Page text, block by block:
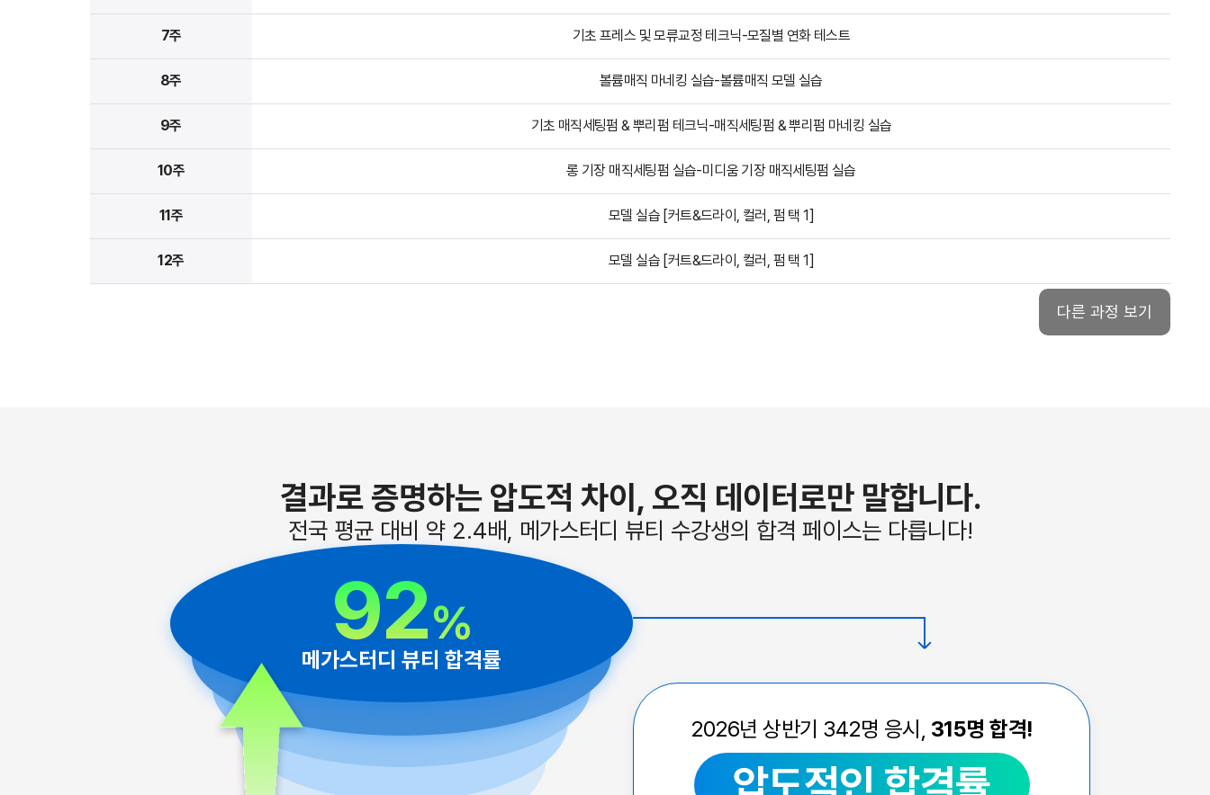
7주 기초 프레스 및 모류교정 테크닉-모질별 연화 테스트
8주 볼륨매직 마네킹 실습-볼륨매직 모델 실습
9주 기초 매직세팅펌 & 뿌리펌 테크닉-매직세팅펌 & 뿌리펌 마네킹 실습
10주 롱 기장 매직세팅펌 실습-미디움 기장 매직세팅펌 실습
11주 모델 실습 [커트&드라이, 컬러, 펌 택 1]
12주 모델 실습 [커트&드라이, 컬러, 펌 택 1]
다른 과정 보기
결과로 증명하는 압도적 차이, 오직 데이터로만 말합니다.
전국 평균 대비 약 2.4배, 메가스터디 뷰티 수강생의 합격 페이스는 다릅니다!
92%
메가스터디 뷰티 합격률
2026년 상반기 342명 응시, 315명 합격!
압도적인 합격률